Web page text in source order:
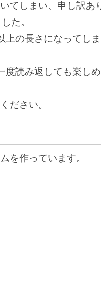
てしまい、申し訳あ
た。
上の長さになってし
度読み返しても楽し
ださい。
を作っています。